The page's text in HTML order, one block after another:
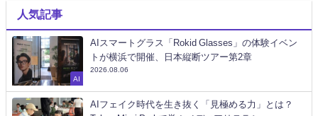
人気記事
AI
AIスマートグラス「Rokid Glasses」の体験イベン
トが横浜で開催、日本縦断ツアー第2章
2026.08.06
AIフェイク時代を生き抜く「見極める力」とは？